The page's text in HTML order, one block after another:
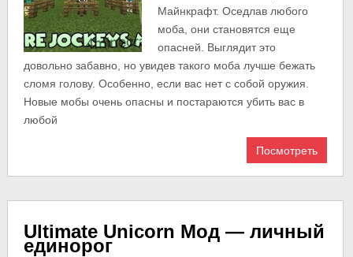
Майнкрафт. Оседлав любого
моба, они становятся еще
опасней. Выглядит это
довольно забавно, но увидев такого моба лучше бежать
сломя голову. Особенно, если вас нет с собой оружия.
Новые мобы очень опасны и постараются убить вас в
любой
Посмотреть
Ultimate Unicorn Мод — личный
единорог